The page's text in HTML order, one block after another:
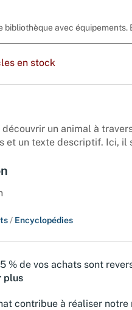
bibliothèque avec équipements.
en stock
découvrir un animal à
et un texte descriptif. Ici, il
/ Encyclopédies
% de vos achats sont
plus
contribue à réaliser